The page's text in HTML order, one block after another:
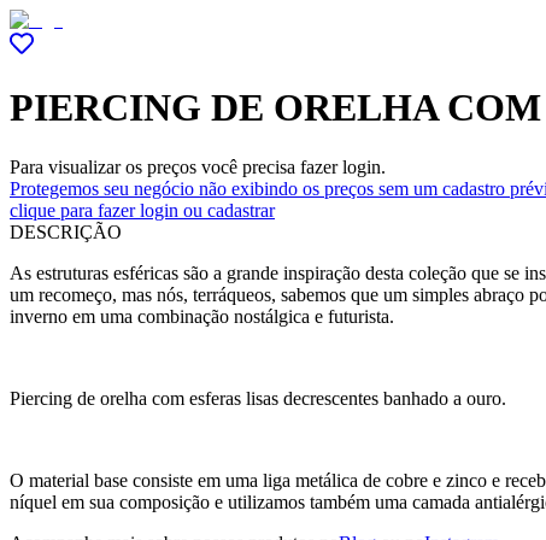
PIERCING DE ORELHA
Para visualizar os preços você precisa fazer login.
Protegemos seu negócio não exibindo os preços sem um cadastro
clique para fazer login ou cadastrar
DESCRIÇÃO
As estruturas esféricas são a grande inspiração desta coleção que se
um recomeço, mas nós, terráqueos, sabemos que um simples abraço
inverno em uma combinação nostálgica e futurista.
Piercing de orelha com esferas lisas decrescentes banhado a ouro.
O material base consiste em uma liga metálica de cobre e zinco e
níquel em sua composição e utilizamos também uma camada